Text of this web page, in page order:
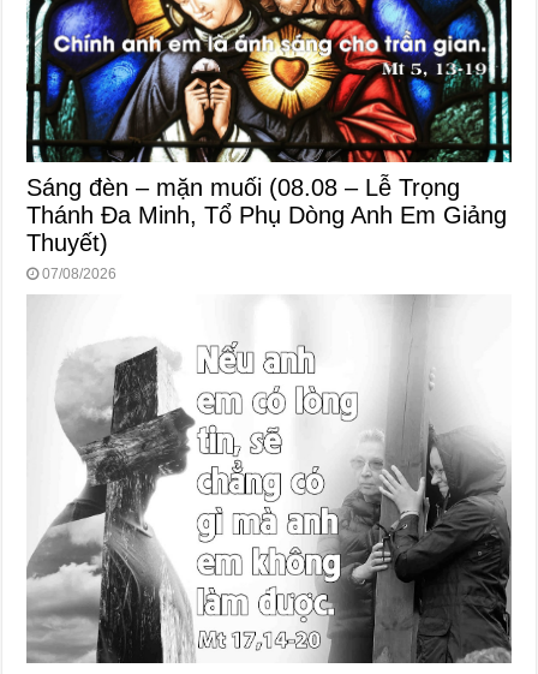
Sáng đèn – mặn muối (08.08 – Lễ Trọng
Thánh Đa Minh, Tổ Phụ Dòng Anh Em Giảng
Thuyết)
07/08/2026